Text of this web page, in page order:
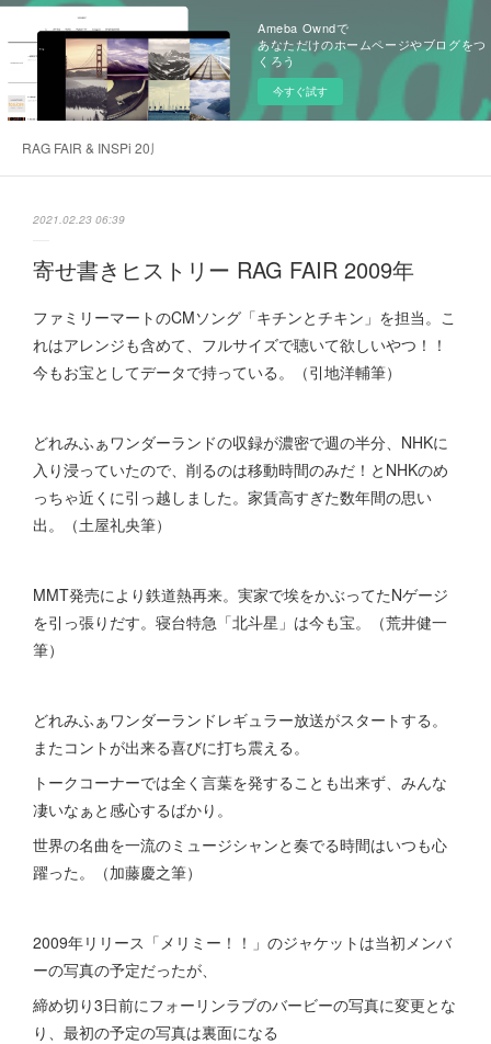
Ameba Owndで
あなただけのホームページやブログをつ
くろう
今すぐ試す
RAG FAIR & INSPi 20周年記念感謝サイト
2021.02.23 06:39
寄せ書きヒストリー RAG FAIR 2009年
ファミリーマートのCMソング「キチンとチキン」を担当。こ
れはアレンジも含めて、フルサイズで聴いて欲しいやつ！！
今もお宝としてデータで持っている。（引地洋輔筆）
どれみふぁワンダーランドの収録が濃密で週の半分、NHKに
入り浸っていたので、削るのは移動時間のみだ！とNHKのめ
っちゃ近くに引っ越しました。家賃高すぎた数年間の思い
出。（土屋礼央筆）
MMT発売により鉄道熱再来。実家で埃をかぶってたNゲージ
を引っ張りだす。寝台特急「北斗星」は今も宝。（荒井健一
筆）
どれみふぁワンダーランドレギュラー放送がスタートする。
またコントが出来る喜びに打ち震える。
トークコーナーでは全く言葉を発することも出来ず、みんな
凄いなぁと感心するばかり。
世界の名曲を一流のミュージシャンと奏でる時間はいつも心
躍った。（加藤慶之筆）
2009年リリース「メリミー！！」のジャケットは当初メンバ
ーの写真の予定だったが、
締め切り3日前にフォーリンラブのバービーの写真に変更とな
り、最初の予定の写真は裏面になる